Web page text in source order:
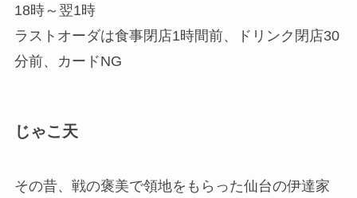
18時～翌1時
ラストオーダは食事閉店1時間前、ドリンク閉店30
分前、カードNG
じゃこ天
その昔、戦の褒美で領地をもらった仙台の伊達家